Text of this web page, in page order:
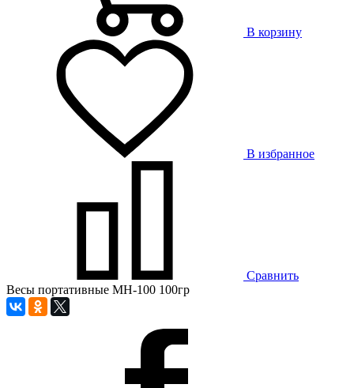
В корзину
В избранное
Сравнить
Весы портативные MH-100 100гр